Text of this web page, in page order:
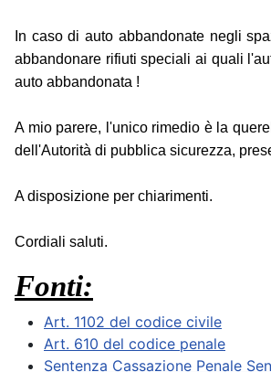
In caso di auto abbandonate negli
abbandonare rifiuti speciali ai quali
auto abbandonata !
A mio parere, l'unico rimedio è la
dell'Autorità di pubblica sicurezza,
A disposizione per chiarimenti.
Cordiali saluti.
Fonti:
Art. 1102 del codice civile
Art. 610 del codice penale
Sentenza Cassazione Penale